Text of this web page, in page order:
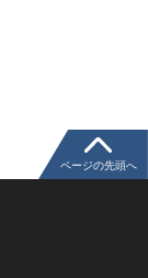
ページの先頭へ